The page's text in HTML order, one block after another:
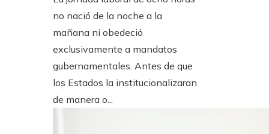
no nació de la noche a la
mañana ni obedeció
exclusivamente a mandatos
gubernamentales. Antes de que
los Estados la institucionalizaran
de manera o...